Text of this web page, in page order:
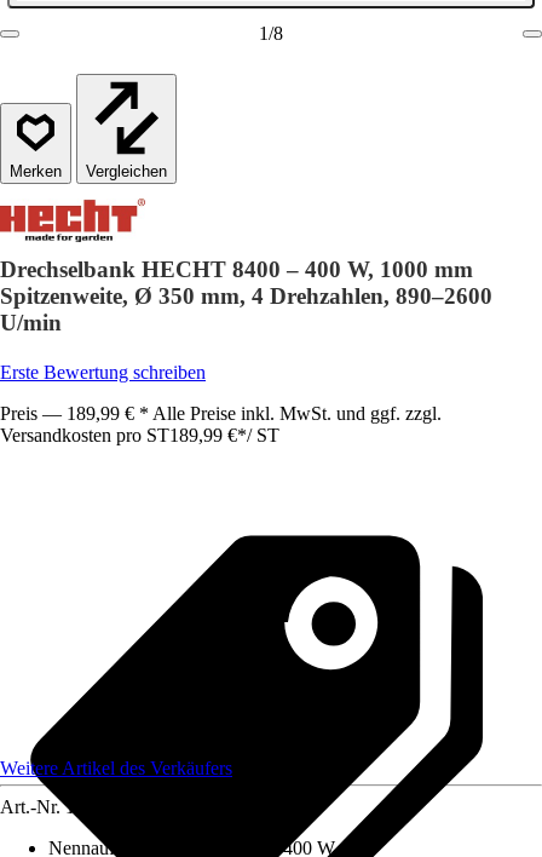
1/8
Vergleichen
Drechselbank HECHT 8400 – 400 W, 1000 mm
Spitzenweite, Ø 350 mm, 4 Drehzahlen, 890–2600
U/min
Erste Bewertung schreiben
Preis — 189,99 € * Alle Preise inkl. MwSt. und ggf. zzgl.
Versandkosten pro ST189,99 €*/ ST
Weitere Artikel des Verkäufers
Art.-Nr. 12658745
Nennaufnahmeleistung
0 W - 400 W